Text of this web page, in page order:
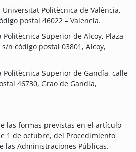
Politècnica de València,
postal 46022 – Valencia.
Politècnica Superior de Alcoy, Plaza
n código postal 03801, Alcoy,
Politècnica Superior de Gandía, calle
46730, Grao de Gandía,
las formas previstas en el artículo
1 de octubre, del Procedimiento
las Administraciones Públicas.